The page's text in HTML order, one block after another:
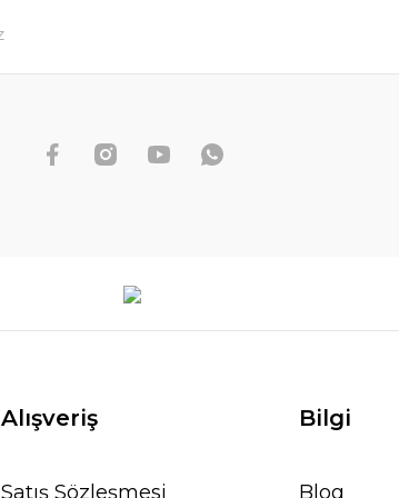
Alışveriş
Satış Sözleşmesi
Bilgi
Blog